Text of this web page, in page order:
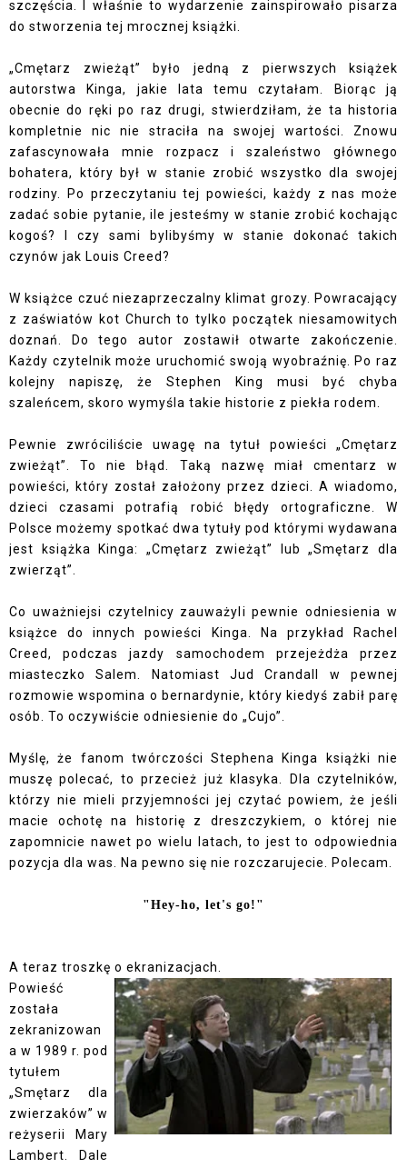
szczęścia. I właśnie to wydarzenie zainspirowało pisarza
do stworzenia tej mrocznej książki.
„Cmętarz zwieżąt” było jedną z pierwszych książek
autorstwa Kinga, jakie lata temu czytałam. Biorąc ją
obecnie do ręki po raz drugi, stwierdziłam, że ta historia
kompletnie nic nie straciła na swojej wartości. Znowu
zafascynowała mnie rozpacz i szaleństwo głównego
bohatera, który był w stanie zrobić wszystko dla swojej
rodziny. Po przeczytaniu tej powieści, każdy z nas może
zadać sobie pytanie, ile jesteśmy w stanie zrobić kochając
kogoś? I czy sami bylibyśmy w stanie dokonać takich
czynów jak Louis Creed?
W książce czuć niezaprzeczalny klimat grozy. Powracający
z zaświatów kot Church to tylko początek niesamowitych
doznań. Do tego autor zostawił otwarte zakończenie.
Każdy czytelnik może uruchomić swoją wyobraźnię. Po raz
kolejny napiszę, że Stephen King musi być chyba
szaleńcem, skoro wymyśla takie historie z piekła rodem.
Pewnie zwróciliście uwagę na tytuł powieści „Cmętarz
zwieżąt”. To nie błąd. Taką nazwę miał cmentarz w
powieści, który został założony przez dzieci. A wiadomo,
dzieci czasami potrafią robić błędy ortograficzne. W
Polsce możemy spotkać dwa tytuły pod którymi wydawana
jest książka Kinga: „Cmętarz zwieżąt” lub „Smętarz dla
zwierząt”.
Co uważniejsi czytelnicy zauważyli pewnie odniesienia w
książce do innych powieści Kinga. Na przykład Rachel
Creed, podczas jazdy samochodem przejeżdża przez
miasteczko
Salem. Natomiast Jud Crandall w pewnej
rozmowie wspomina o bernardynie, który kiedyś zabił parę
osób. To oczywiście odniesienie do „Cujo”.
Myślę, że fanom twórczości Stephena Kinga książki nie
muszę polecać, to przecież już klasyka. Dla czytelników,
którzy nie mieli przyjemności jej czytać powiem, że jeśli
macie ochotę na historię z dreszczykiem, o której nie
zapomnicie nawet po wielu latach, to jest to odpowiednia
pozycja dla was. Na pewno się nie rozczarujecie. Polecam.
"Hey-ho, let's go!"
A teraz troszkę o ekranizacjach.
Powieść
została
zekranizowan
a w 1989 r. pod
tytułem
„Smętarz dla
zwierzaków” w
reżyserii Mary
Lambert. Dale